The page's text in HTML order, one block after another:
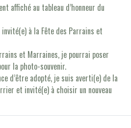
affiché au tableau d’honneur du
invité(e) à la Fête des Parrains et
et Marraines, je pourrai poser
la photo-souvenir.
d’être adopté, je suis averti(e) de la
et invité(e) à choisir un nouveau